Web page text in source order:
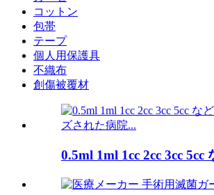
コットン
包帯
テープ
個人用保護具
不織布
創傷被覆材
0.5ml 1ml 1cc 2cc 3cc 5cc